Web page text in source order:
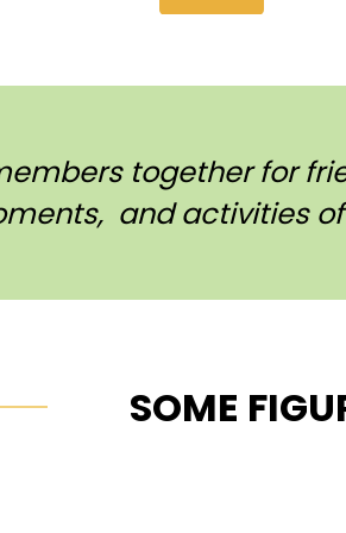
together for
and activities
SOME